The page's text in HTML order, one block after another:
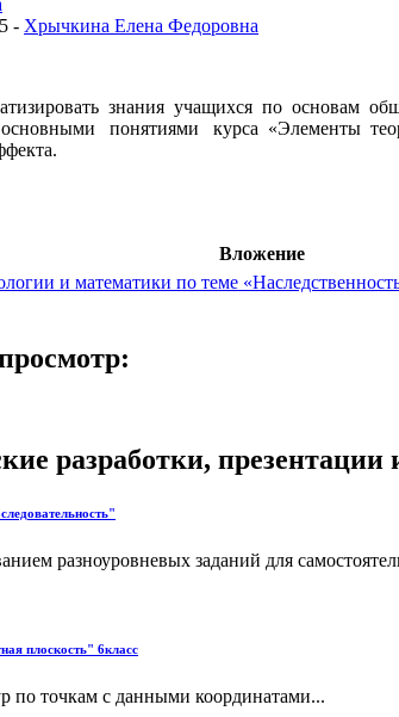
- Хрычкина Елена Федоровна
знания учащихся по основам
понятиями курса «Элементы
Вложение
и математики по теме
разработки, презентации
разноуровневых заданий для
плоскость" 6класс
по точкам с данными координатами...